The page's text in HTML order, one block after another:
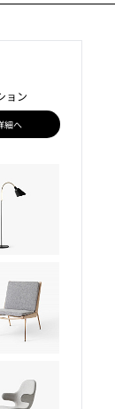
ョン
細へ